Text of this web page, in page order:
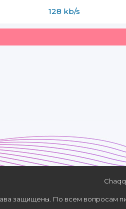
128 kb/s
защищены. По всем вопросам